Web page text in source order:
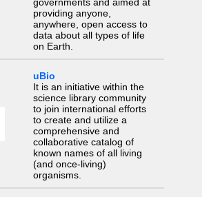
governments and aimed at
providing anyone,
anywhere, open access to
data about all types of life
on Earth.
uBio
It is an initiative within the
science library community
to join international efforts
to create and utilize a
comprehensive and
collaborative catalog of
known names of all living
(and once-living)
organisms.